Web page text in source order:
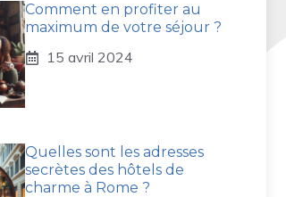
Comment en profiter au
maximum de votre séjour ?
15 avril 2024
Quelles sont les adresses
secrètes des hôtels de
charme à Rome ?